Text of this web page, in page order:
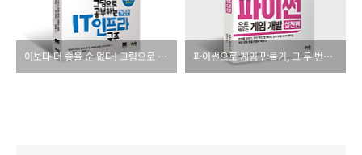
이보다 더 좋을 순 없다! 그림으로 이해하는 인프라 구조의 모든 것! 파이썬으로 게임 만들기, 그 두 번째 이야기(실전편)